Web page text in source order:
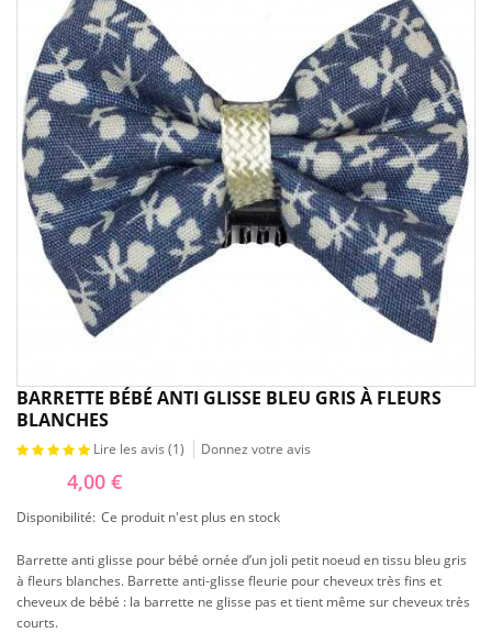
BARRETTE BÉBÉ ANTI GLISSE BLEU GRIS À FLEURS
BLANCHES
Lire les avis (1) Donnez votre avis
4,00 €
Disponibilité: Ce produit n'est plus en stock
Barrette anti glisse pour bébé ornée d’un joli petit noeud en tissu bleu gris
à fleurs blanches. Barrette anti-glisse fleurie pour cheveux très fins et
cheveux de bébé : la barrette ne glisse pas et tient même sur cheveux très
courts.